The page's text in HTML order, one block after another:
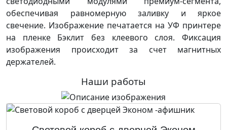
обеспечивая равномерную заливку и яркое
свечение. Изображение печатается на УФ принтере
на пленке Бэклит без клеевого слоя. Фиксация
изображения происходит за счет магнитных
держателей.
Наши работы